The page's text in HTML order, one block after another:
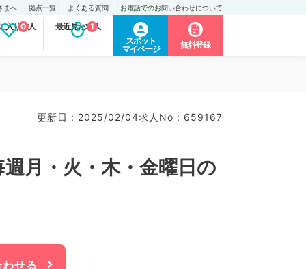
まへ 拠点一覧 よくある質問 お電話でのお問い合わせについて
入り求人
0 最近見た求人
1
スポット
マイページ
無料登録
更新日 : 2025/02/04求人No : 659167
月・火・木・金曜日の
せる